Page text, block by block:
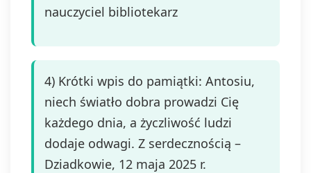
nauczyciel bibliotekarz
4) Krótki wpis do pamiątki: Antosiu,
niech światło dobra prowadzi Cię
każdego dnia, a życzliwość ludzi
dodaje odwagi. Z serdecznością –
Dziadkowie, 12 maja 2025 r.